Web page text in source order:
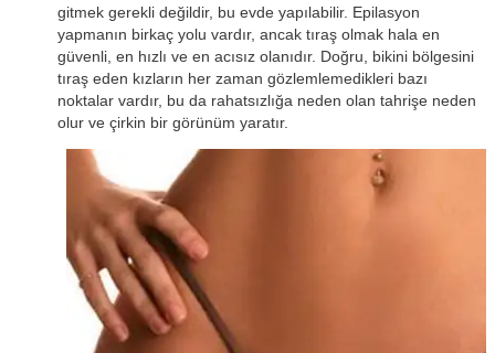
gitmek gerekli değildir, bu evde yapılabilir. Epilasyon
yapmanın birkaç yolu vardır, ancak tıraş olmak hala en
güvenli, en hızlı ve en acısız olanıdır. Doğru, bikini bölgesini
tıraş eden kızların her zaman gözlemlemedikleri bazı
noktalar vardır, bu da rahatsızlığa neden olan tahrişe neden
olur ve çirkin bir görünüm yaratır.